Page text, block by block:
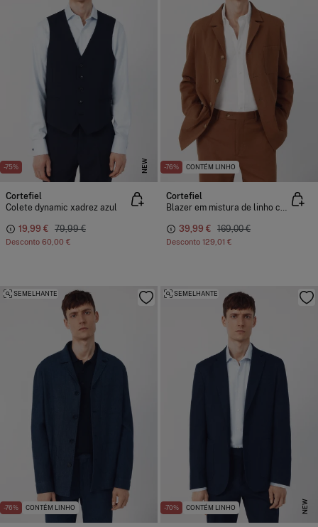
-75% NEW
Cortefiel
Colete dynamic xadrez azul
19,99 € 79,99 €
Desconto 60,00 €
-76% CONTÉM LINHO
Cortefiel
Blazer em mistura de linho coordenado
39,99 € 169,00 €
Desconto 129,01 €
-76% CONTÉM LINHO
SEMELHANTE
-70% CONTÉM LINHO NEW
SEMELHANTE